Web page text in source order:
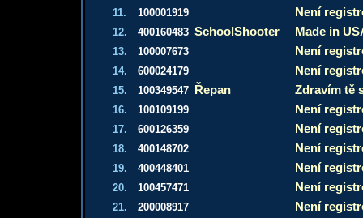
11. 100001919 Není
12. 400160483 SchoolShooter Made in
13. 100007673 Není
14. 600024179 Není
15. 100349547 Řepan Zdravím tě
16. 100109199 Není
17. 600126359 Není
18. 400148702 Není
19. 400448401 Není
20. 100457471 Není
21. 200008917 Není